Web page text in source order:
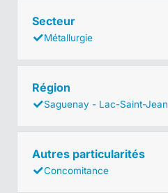
Secteur
Métallurgie
Région
Saguenay - Lac-Saint-Jean
Autres particularités
Concomitance